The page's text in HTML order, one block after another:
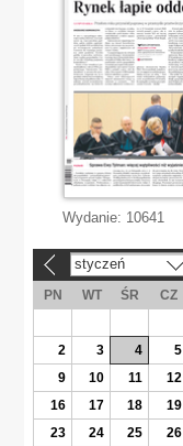
Wydanie: 10641
styczeń
PN WT ŚR CZ
2
3 4 5
9
10 11 12
16
17 18 19
23
24 25 26